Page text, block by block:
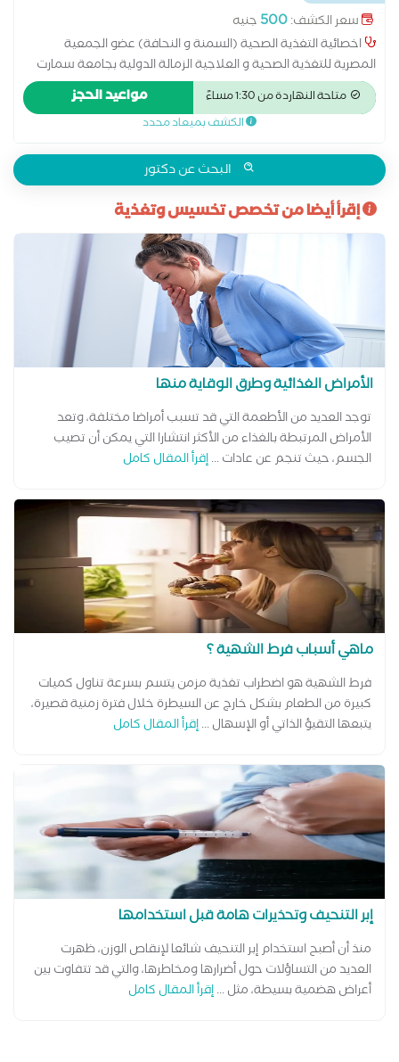
معمل الفا ...
سعر الكشف:500 جنيه
اخصائية التغذية الصحية (السمنة و النحافة) عضو الجمعية
المصرية للتغذية الصحية و العلاجية الزمالة الدولية بجامعة سمارت
انتل الدولية
متاحة النهاردة من 1:30 مساءً مواعيد الحجز
الكشف بميعاد محدد
البحث عن دكتور
إقرأ أيضا من تخصص تخسيس وتغذية
الأمراض الغذائية وطرق الوقاية منها
توجد العديد من الأطعمة التي قد تسبب أمراضا مختلفة، وتعد
الأمراض المرتبطة بالغذاء من الأكثر انتشارا التي يمكن أن تصيب
الجسم، حيث تنجم عن عادات ...إقرأ المقال كامل
ماهي أسباب فرط الشهية ؟
فرط الشهية هو اضطراب تغذية مزمن يتسم بسرعة تناول كميات
كبيرة من الطعام بشكل خارج عن السيطرة خلال فترة زمنية قصيرة،
يتبعها التقيؤ الذاتي أو الإسهال ...إقرأ المقال كامل
إبر التنحيف وتحذيرات هامة قبل استخدامها
منذ أن أصبح استخدام إبر التنحيف شائعا لإنقاص الوزن، ظهرت
العديد من التساؤلات حول أضرارها ومخاطرها، والتي قد تتفاوت بين
أعراض هضمية بسيطة، مثل ...إقرأ المقال كامل